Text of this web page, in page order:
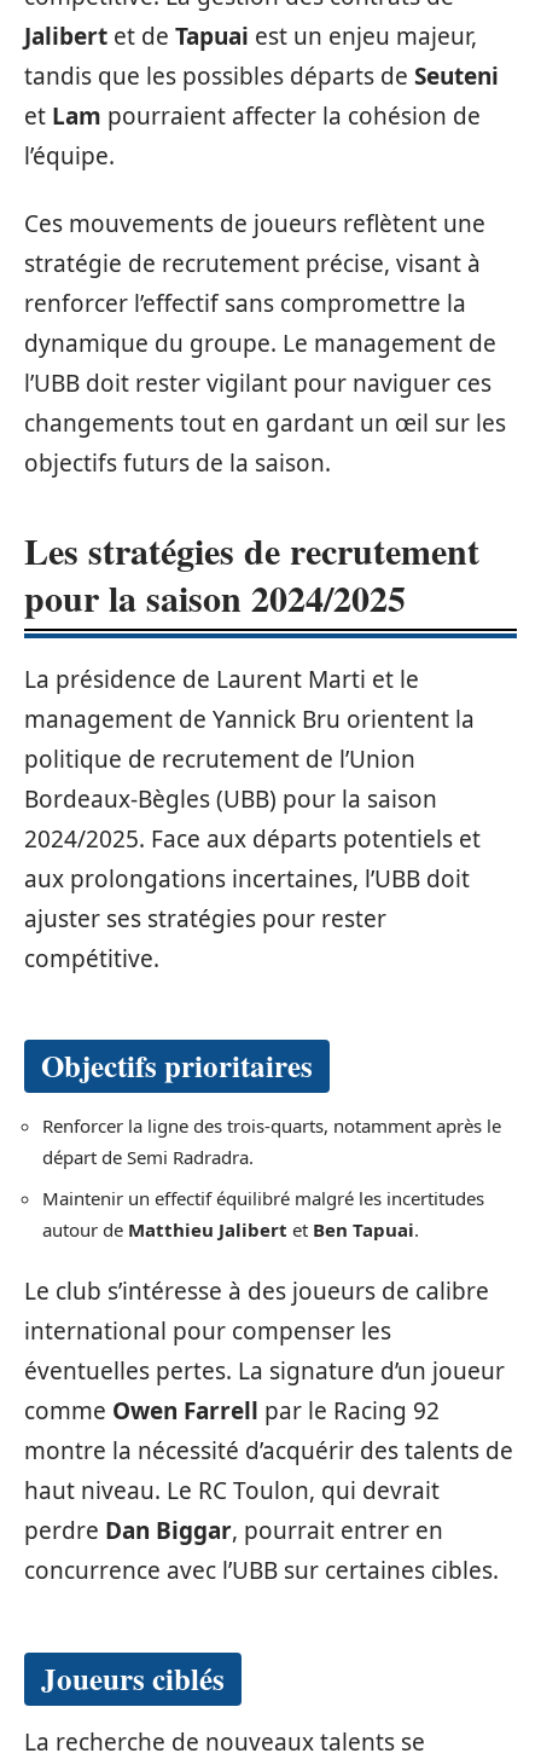
Jalibert et de Tapuai est un enjeu majeur,
tandis que les possibles départs de Seuteni
et Lam pourraient affecter la cohésion de
l’équipe.
Ces mouvements de joueurs reflètent une
stratégie de recrutement précise, visant à
renforcer l’effectif sans compromettre la
dynamique du groupe. Le management de
l’UBB doit rester vigilant pour naviguer ces
changements tout en gardant un œil sur les
objectifs futurs de la saison.
Les stratégies de recrutement
pour la saison 2024/2025
La présidence de Laurent Marti et le
management de Yannick Bru orientent la
politique de recrutement de l’Union
Bordeaux-Bègles (UBB) pour la saison
2024/2025. Face aux départs potentiels et
aux prolongations incertaines, l’UBB doit
ajuster ses stratégies pour rester
compétitive.
Objectifs prioritaires
Renforcer la ligne des trois-quarts, notamment après le
départ de Semi Radradra.
Maintenir un effectif équilibré malgré les incertitudes
autour de Matthieu Jalibert et Ben Tapuai.
Le club s’intéresse à des joueurs de calibre
international pour compenser les
éventuelles pertes. La signature d’un joueur
comme Owen Farrell par le Racing 92
montre la nécessité d’acquérir des talents de
haut niveau. Le RC Toulon, qui devrait
perdre Dan Biggar, pourrait entrer en
concurrence avec l’UBB sur certaines cibles.
Joueurs ciblés
La recherche de nouveaux talents se